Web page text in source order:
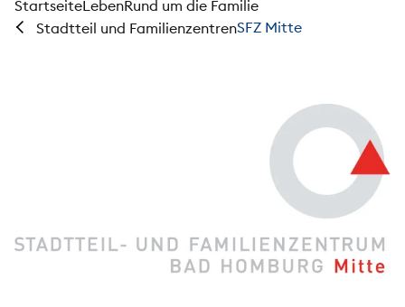
StartseiteLebenRund um die Familie
Stadtteil und FamilienzentrenSFZ Mitte